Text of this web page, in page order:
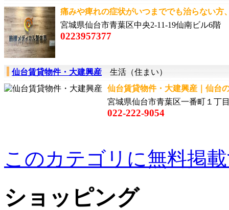
痛みや痺れの症状がいつまででも治らない
宮城県仙台市青葉区中央2-11-19仙南ビル6階
0223957377
仙台賃貸物件・大建興産 生活（住まい）
仙台賃貸物件・大建興産｜仙
宮城県仙台市青葉区一番町１丁
022-222-9054
このカテゴリに無料掲
ショッピング